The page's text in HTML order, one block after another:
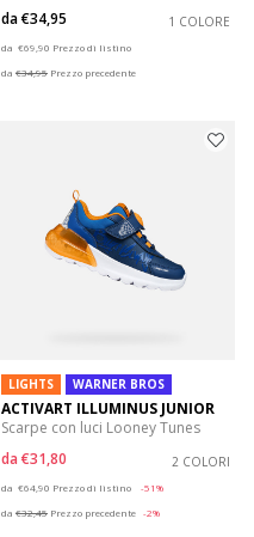
da€34,95 1 COLORE
da €69,90 Prezzo di listino
da €34,95 Prezzo precedente
LIGHTS WARNER BROS
ACTIVART ILLUMINUS JUNIOR
Scarpe con luci Looney Tunes
da €31,80 2 COLORI
da €64,90 Prezzo di listino
-51%
da €32,45 Prezzo precedente -2%